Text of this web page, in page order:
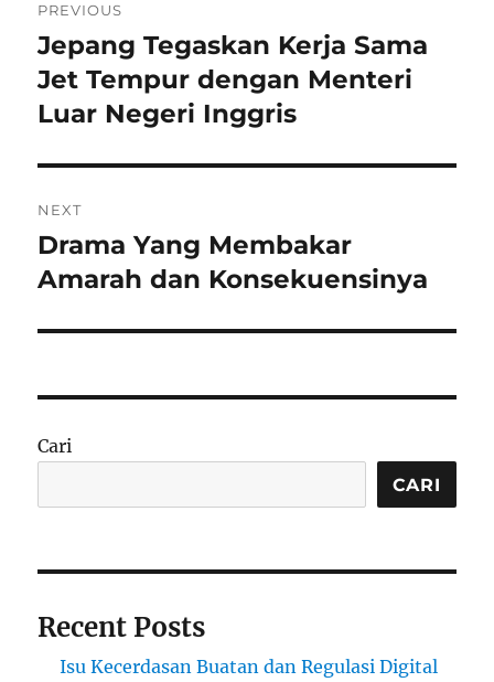
pos
PREVIOUS
Previous
post:
Jepang Tegaskan Kerja Sama
Jet Tempur dengan Menteri
Luar Negeri Inggris
NEXT
Next
post:
Drama Yang Membakar
Amarah dan Konsekuensinya
Cari
CARI
Recent Posts
Isu Kecerdasan Buatan dan Regulasi Digital